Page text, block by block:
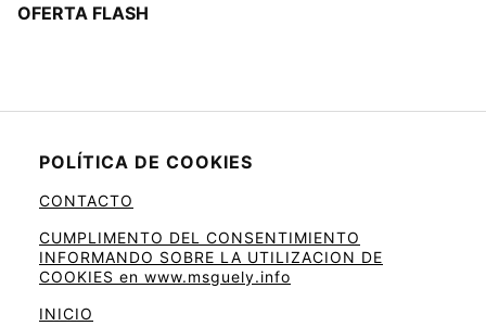
OFERTA FLASH
POLÍTICA DE COOKIES
CONTACTO
CUMPLIMENTO DEL CONSENTIMIENTO
INFORMANDO SOBRE LA UTILIZACION DE
COOKIES en www.msguely.info
INICIO